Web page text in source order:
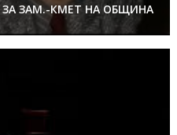
ЗА ЗАМ.-КМЕТ НА ОБЩИНА